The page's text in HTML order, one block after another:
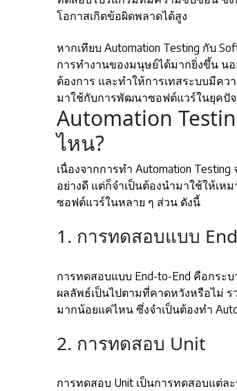
โอกาสเกิดข้อผิดพลาดได้สูง
หากเทียบ Automation Testing กับ
การทำงานของมนุษย์ได้มากยิ่งขึ้น น
ต้องการ และทำให้การเทสระบบมีค
มาใช้กับการพัฒนาซอฟต์แวร์ในยุคปั
Automation
ไหน?
เนื่องจากการทำ Automation
อย่างดี แต่ก็จำเป็นต้องนำมาใช้ให้เห
ซอฟต์แวร์ในหลาย ๆ ส่วน ดังนี้
1. การทดสอบแบบ
การทดสอบแบบ End-to-End คือกระ
ผลลัพธ์เป็นไปตามที่คาดหวังหรือไม่
มากน้อยแค่ไหน ซึ่งจำเป็นต้องทำ
2. การทดสอบ Unit
การทดสอบ Unit เป็นการทดสอบแต่